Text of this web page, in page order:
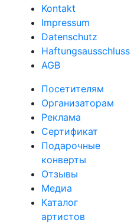
Kontakt
Impressum
Datenschutz
Haftungsausschluss
AGB
Посетителям
Организаторам
Реклама
Сертификат
Подарочные
конверты
Отзывы
Медиа
Каталог
артистов